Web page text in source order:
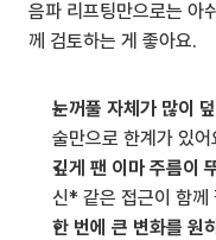
음파 리프팅만으로는 아
께 검토하는 게 좋아요.
눈꺼풀 자체가 많이
술만으로 한계가 있어
깊게 팬 이마 주름이
신* 같은 접근이 함께
한 번에 큰 변화를 원